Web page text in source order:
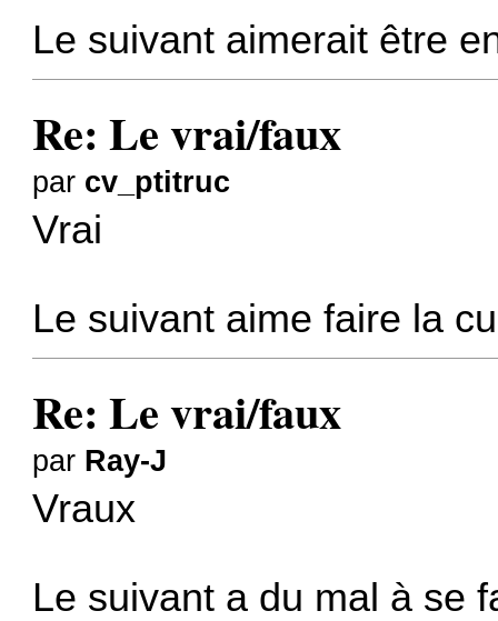
Le suivant aimerait être
Re: Le vrai/faux
par cv_ptitruc
Vrai
Le suivant aime faire la
Re: Le vrai/faux
par Ray-J
Vraux
Le suivant a du mal à se